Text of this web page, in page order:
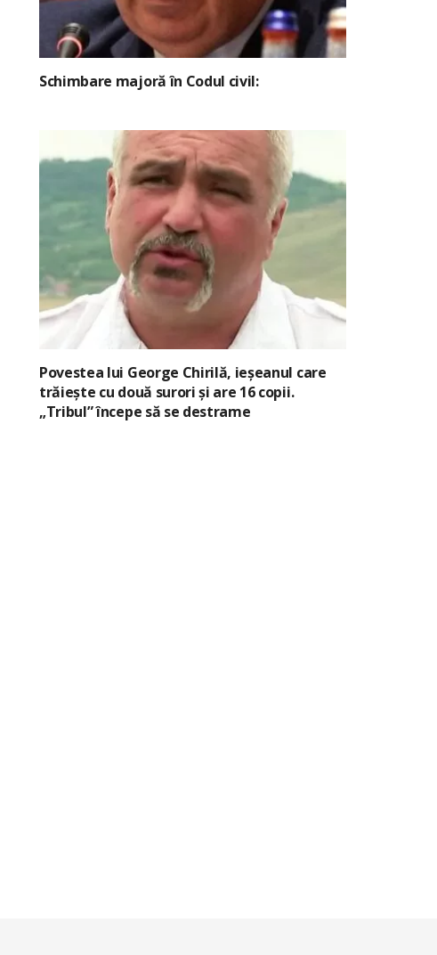
Schimbare majoră în Codul civil:
Povestea lui George Chirilă, ieșeanul care
trăiește cu două surori și are 16 copii.
„Tribul” începe să se destrame